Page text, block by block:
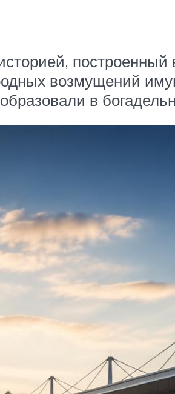
возмущений
в